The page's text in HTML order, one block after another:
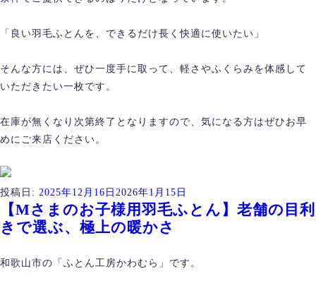
「良い羽毛ふとんを、できるだけ長く快適に使いたい」
そんな方には、ぜひ一度手に取って、軽さやふくらみを体感して
いただきたい一枚です。
在庫が無くなり次第終了となりますので、気になる方はぜひお早
めにご来店ください。
投稿日: 2025年12月16日 2026年1月15日
【Mさまのお子様用羽毛ふとん】老舗の目利
きで選ぶ、極上の暖かさ
和歌山市の「ふとん工房かわむら」です。